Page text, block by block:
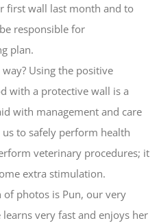
first wall last month and to
responsible for
plan.
Using the positive
with a protective wall is a
with management and care
to safely perform health
veterinary procedures; it
extra stimulation.
photos is Pun, our very
very fast and enjoys her